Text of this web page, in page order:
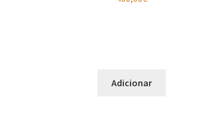
Adicionar